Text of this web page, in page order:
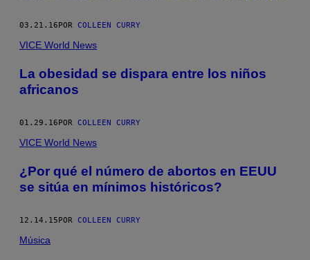
03.21.16POR COLLEEN CURRY
VICE World News
La obesidad se dispara entre los niños
africanos
01.29.16POR COLLEEN CURRY
VICE World News
¿Por qué el número de abortos en EEUU
se sitúa en mínimos históricos?
12.14.15POR COLLEEN CURRY
Música